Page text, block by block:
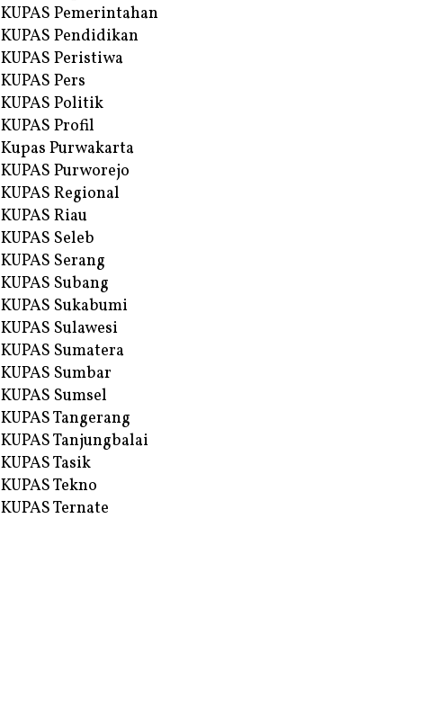
KUPAS Pemerintahan
KUPAS Pendidikan
KUPAS Peristiwa
KUPAS Pers
KUPAS Politik
KUPAS Profil
Kupas Purwakarta
KUPAS Purworejo
KUPAS Regional
KUPAS Riau
KUPAS Seleb
KUPAS Serang
KUPAS Subang
KUPAS Sukabumi
KUPAS Sulawesi
KUPAS Sumatera
KUPAS Sumbar
KUPAS Sumsel
KUPAS Tangerang
KUPAS Tanjungbalai
KUPAS Tasik
KUPAS Tekno
KUPAS Ternate